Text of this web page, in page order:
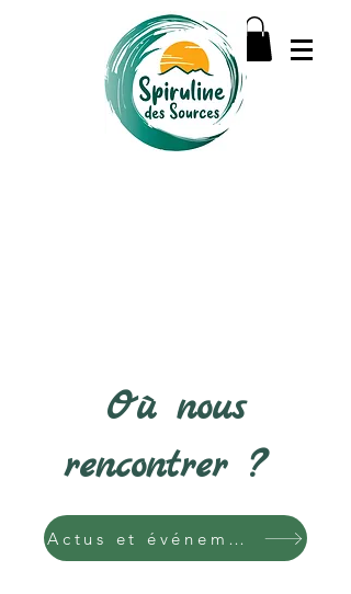
Log In
Où nous
rencontrer ?
Actus et événements !